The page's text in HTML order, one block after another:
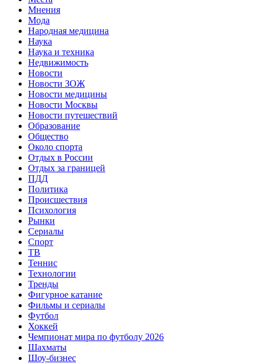
Мнения
Мода
Народная медицина
Наука
Наука и техника
Недвижимость
Новости
Новости ЗОЖ
Новости медицины
Новости Москвы
Новости путешествий
Образование
Общество
Около спорта
Отдых в России
Отдых за границей
ПДД
Политика
Происшествия
Психология
Рынки
Сериалы
Спорт
ТВ
Теннис
Технологии
Тренды
Фигурное катание
Фильмы и сериалы
Футбол
Хоккей
Чемпионат мира по футболу 2026
Шахматы
Шоу-бизнес